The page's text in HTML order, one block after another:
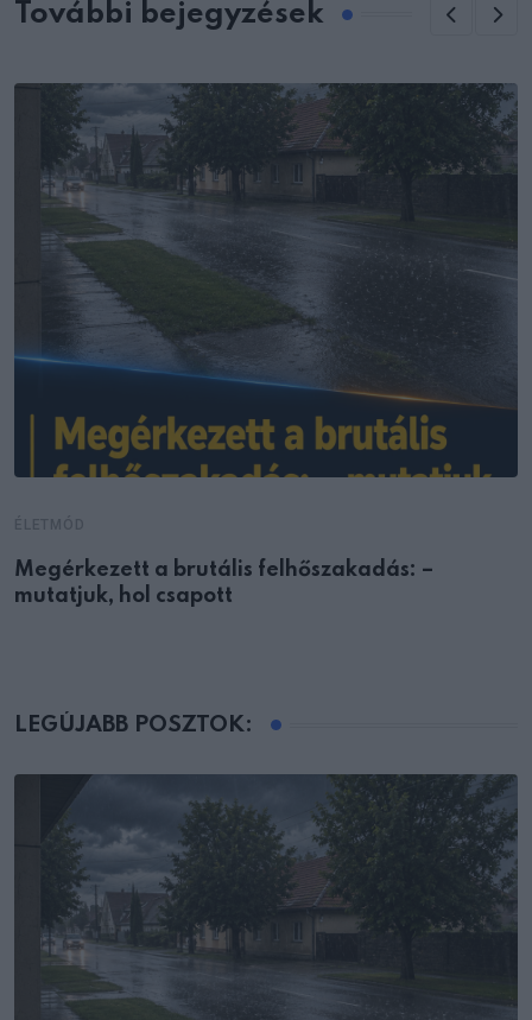
További bejegyzések
Megérkezett a brutális felhőszakadás: –
mutatjuk, hol csapott
LEGÚJABB POSZTOK: